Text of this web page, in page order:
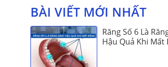
BÀI VIẾT MỚI NHẤT
Răng Số 6 Là
Hậu Quả Khi Mất